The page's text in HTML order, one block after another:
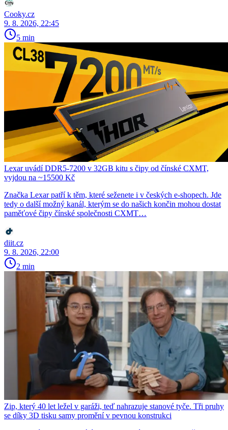
Cooky.cz
9. 8. 2026, 22:45
5 min
Lexar uvádí DDR5-7200 v 32GB kitu s čipy od čínské CXMT,
vyjdou na ~15500 Kč
Značka Lexar patří k těm, které seženete i v českých e-shopech. Jde
tedy o další možný kanál, kterým se do našich končin mohou dostat
paměťové čipy čínské společnosti CXMT…
diit.cz
9. 8. 2026, 22:00
2 min
Zip, který 40 let ležel v garáži, teď nahrazuje stanové tyče. Tři pruhy
se díky 3D tisku samy promění v pevnou konstrukci